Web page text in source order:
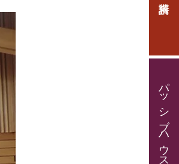
パッシブハウス見学・住宅相談